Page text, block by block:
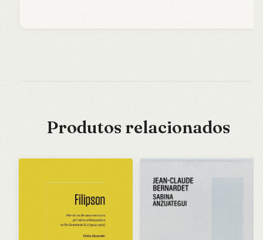
Produtos relacionados